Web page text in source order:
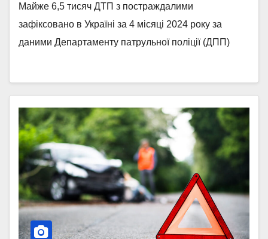
Майже 6,5 тисяч ДТП з постраждалими
зафіксовано в Україні за 4 місяці 2024 року за
даними Департаменту патрульної поліції (ДПП)